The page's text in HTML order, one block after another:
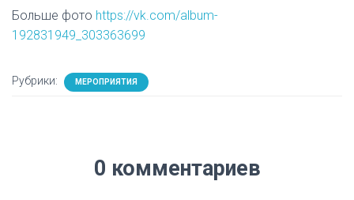
Больше фото https://vk.com/album-
192831949_303363699
Рубрики: МЕРОПРИЯТИЯ
0 комментариев